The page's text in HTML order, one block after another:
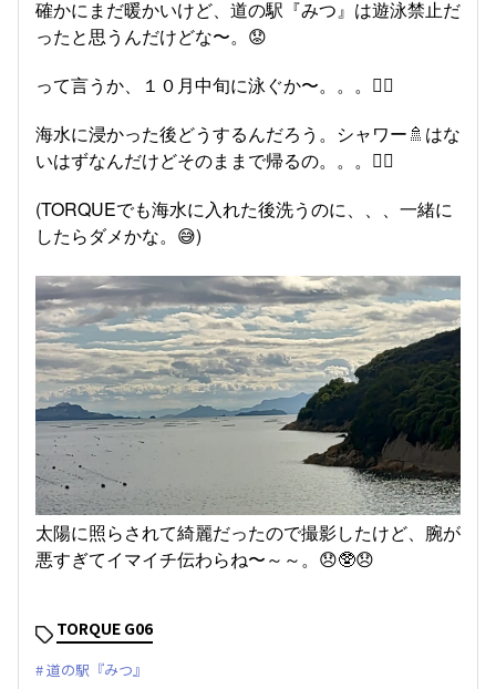
確かにまだ暖かいけど、道の駅『みつ』は遊泳禁止だ
ったと思うんだけどな〜。😟
って言うか、１０月中旬に泳ぐか〜。。。😵‍💫
海水に浸かった後どうするんだろう。シャワー🚿はな
いはずなんだけどそのままで帰るの。。。😵‍💫
(TORQUEでも海水に入れた後洗うのに、、、一緒に
したらダメかな。😅)
太陽に照らされて綺麗だったので撮影したけど、腕が
悪すぎてイマイチ伝わらね〜～～。😞🥸😞
TORQUE G06
道の駅『みつ』